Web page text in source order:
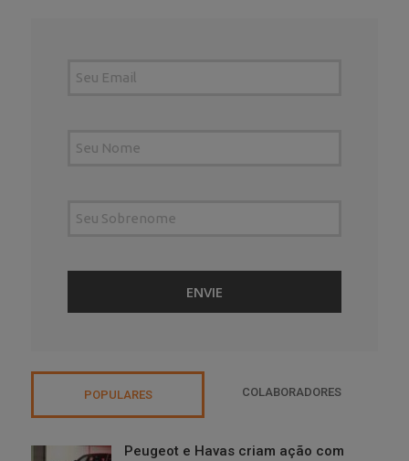
POPULARES COLABORADORES
Peugeot e Havas criam ação com